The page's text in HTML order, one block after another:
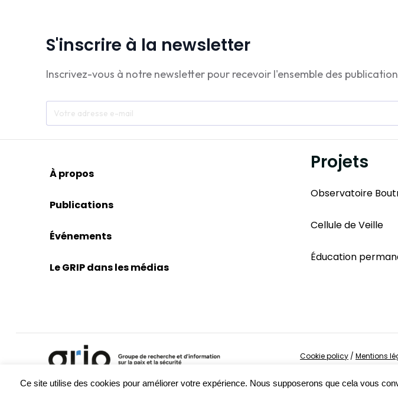
S'inscrire à la newsletter
Inscrivez-vous à notre newsletter pour recevoir l'ensemble des
À propos
Publications
Événements
Le GRIP dans les médias
Projets
Observatoire
Cellule de Veille
Éducation
Cookie policy / Mentions
Ce site utilise des cookies pour améliorer votre expérience. Nous supposerons que cela vous